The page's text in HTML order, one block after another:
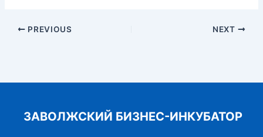
Post
PREVIOUS NEXT
ЗАВОЛЖСКИЙ БИЗНЕС-ИНКУБАТОР